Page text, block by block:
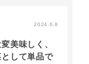
2024.6.8
美味しく、
して単品で